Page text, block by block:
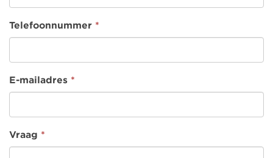
Telefoonnummer *
E-mailadres *
Vraag *